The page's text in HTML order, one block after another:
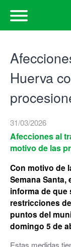
Huerva
31/03/2026
Afecciones al
motivo de las
Con motivo de
Semana Santa,
informa de
restricciones
puntos del
domingo 5 de
Estas medidas